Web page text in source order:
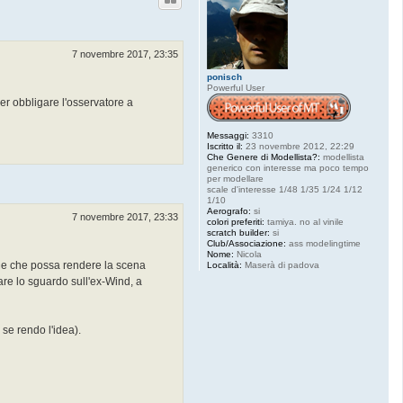
ponisch
Powerful User
Messaggi: 3310
Iscritto il: 23 novembre 2012, 22:29
Che Genere di Modellista?: modellista
generico con interesse ma poco tempo
per modellare
scale d'interesse 1/48 1/35 1/24 1/12
1/10
Aerografo: si
colori preferiti: tamiya. no al vinile
scratch builder: si
Club/Associazione: ass modelingtime
Nome: Nicola
Località: Maserà di padova
7 novembre 2017, 23:35
obbligare l'osservatore a
7 novembre 2017, 23:33
che possa rendere la scena
lo sguardo sull'ex-Wind, a
rendo l'idea).